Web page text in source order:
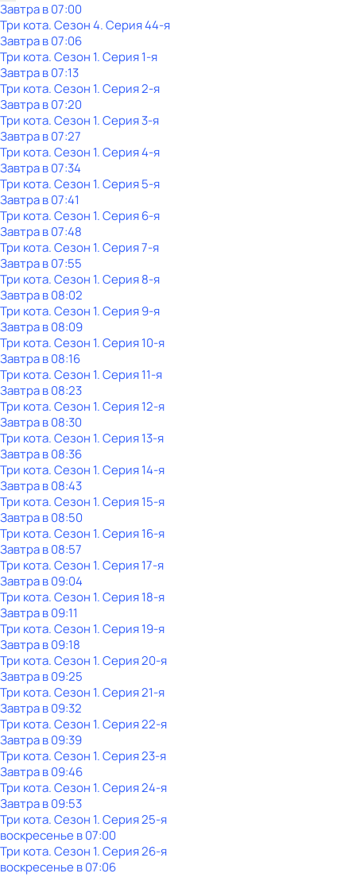
Завтра в 07:00
Три кота. Сезон 4. Серия 44-я
Завтра в 07:06
Три кота. Сезон 1. Серия 1-я
Завтра в 07:13
Три кота. Сезон 1. Серия 2-я
Завтра в 07:20
Три кота. Сезон 1. Серия 3-я
Завтра в 07:27
Три кота. Сезон 1. Серия 4-я
Завтра в 07:34
Три кота. Сезон 1. Серия 5-я
Завтра в 07:41
Три кота. Сезон 1. Серия 6-я
Завтра в 07:48
Три кота. Сезон 1. Серия 7-я
Завтра в 07:55
Три кота. Сезон 1. Серия 8-я
Завтра в 08:02
Три кота. Сезон 1. Серия 9-я
Завтра в 08:09
Три кота. Сезон 1. Серия 10-я
Завтра в 08:16
Три кота. Сезон 1. Серия 11-я
Завтра в 08:23
Три кота. Сезон 1. Серия 12-я
Завтра в 08:30
Три кота. Сезон 1. Серия 13-я
Завтра в 08:36
Три кота. Сезон 1. Серия 14-я
Завтра в 08:43
Три кота. Сезон 1. Серия 15-я
Завтра в 08:50
Три кота. Сезон 1. Серия 16-я
Завтра в 08:57
Три кота. Сезон 1. Серия 17-я
Завтра в 09:04
Три кота. Сезон 1. Серия 18-я
Завтра в 09:11
Три кота. Сезон 1. Серия 19-я
Завтра в 09:18
Три кота. Сезон 1. Серия 20-я
Завтра в 09:25
Три кота. Сезон 1. Серия 21-я
Завтра в 09:32
Три кота. Сезон 1. Серия 22-я
Завтра в 09:39
Три кота. Сезон 1. Серия 23-я
Завтра в 09:46
Три кота. Сезон 1. Серия 24-я
Завтра в 09:53
Три кота. Сезон 1. Серия 25-я
воскресенье в07:00
Три кота. Сезон 1. Серия 26-я
воскресенье в07:06